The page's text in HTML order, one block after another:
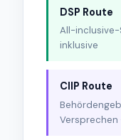
DSP Route
All-
inklusive
CIIP Route
Versprechen